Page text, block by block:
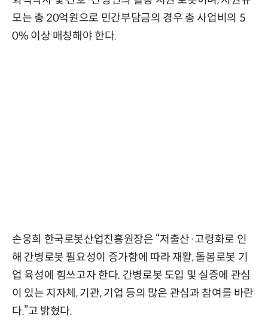
모는 총 20억원으로 민간부담금의 경우 총 사업비의 5
0% 이상 매칭해야 한다.
손웅희 한국로봇산업진흥원장은 “저출산·고령화로 인
해 간병로봇 필요성이 증가함에 따라 재활, 돌봄로봇 기
업 육성에 힘쓰고자 한다. 간병로봇 도입 및 실증에 관심
이 있는 지자체, 기관, 기업 등의 많은 관심과 참여를 바란
다.”고 밝혔다.